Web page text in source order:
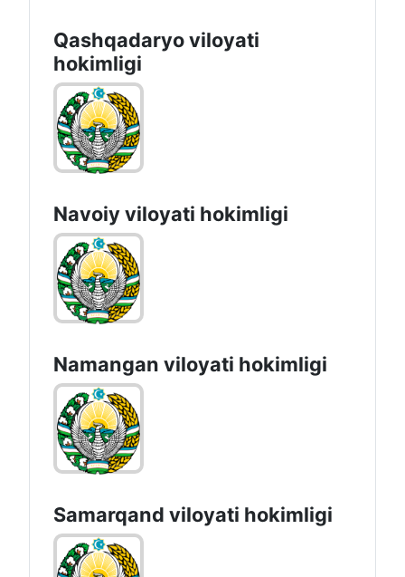
Qashqadaryo viloyati
hоkimligi
Navoiy vilоyati hоkimligi
Namangan vilоyati hоkimligi
Samarqand viloyati hokimligi